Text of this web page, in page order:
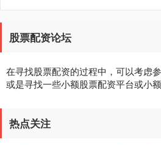
股票配资论坛
在寻找股票配资的过程中，可以考虑
或是寻找一些小额股票配资平台或小额
热点关注